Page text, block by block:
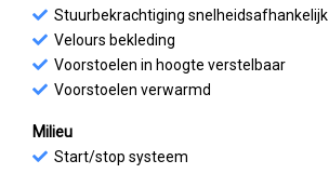
Stuurbekrachtiging snelheidsafhankelijk
Velours bekleding
Voorstoelen in hoogte verstelbaar
Voorstoelen verwarmd
Milieu
Start/stop systeem